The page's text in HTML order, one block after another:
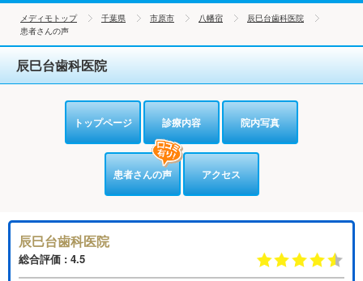
メディモトップ 千葉県 市原市 八幡宿
辰巳台歯科医院
患者さんの声
辰巳台歯科医院
トップページ 診療内容 院内写真
患者さんの声 アクセス
辰巳台歯科医院
総合評価 : 4.5